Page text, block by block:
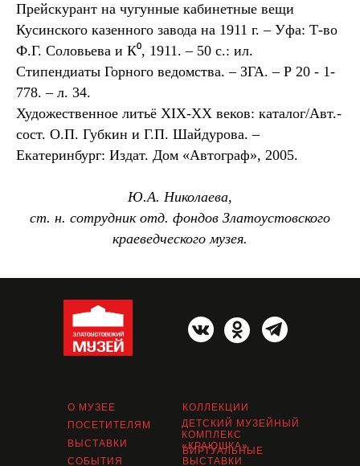
Прейскурант на чугунные кабинетные вещи
Кусинского казенного завода на 1911 г. – Уфа: Т-во
Ф.Г. Соловьева и К⁰, 1911. – 50 с.: ил.
Стипендиаты Горного ведомства. – ЗГА. – Р 20 - 1-
778. – л. 34.
Художественное литьё XIX-XX веков: каталог/Авт.-
сост. О.П. Губкин и Г.П. Шайдурова. –
Екатеринбург: Издат. Дом «Автограф», 2005.
Ю.А. Николаева,
ст. н. сотрудник отд. фондов Златоустовского
краеведческого музея.
КОЛЛЕКЦИИ
ВИРТУАЛЬНЫЕ
ВЫСТАВКИ
ДЕТСКИЙ МУЗЕЙНЫЙ
КОМПЛЕКС
«КРАЮШКА»
О МУЗЕЕ
ВЫСТАВКИ
СОБЫТИЯ
ПОСЕТИТЕЛЯМ